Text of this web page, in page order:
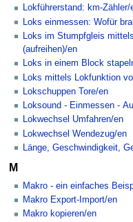
Lokführerstand: km-Zähler/
Loks einmessen: Wofür
Loks im Stumpfgleis
(aufreihen)/en
Loks in einem Block
Loks mittels Lokfunktion
Lokschuppen Tore/en
Loksound - Einmessen -
Lokwechsel Umfahren/en
Lokwechsel Wendezug/en
Länge, Geschwindigkeit,
M
Makro - ein einfaches
Makro Export-Import/en
Makro kopieren/en